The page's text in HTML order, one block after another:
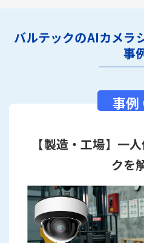
バルテックのAIカメラ
事
【製造・工場】一
クを